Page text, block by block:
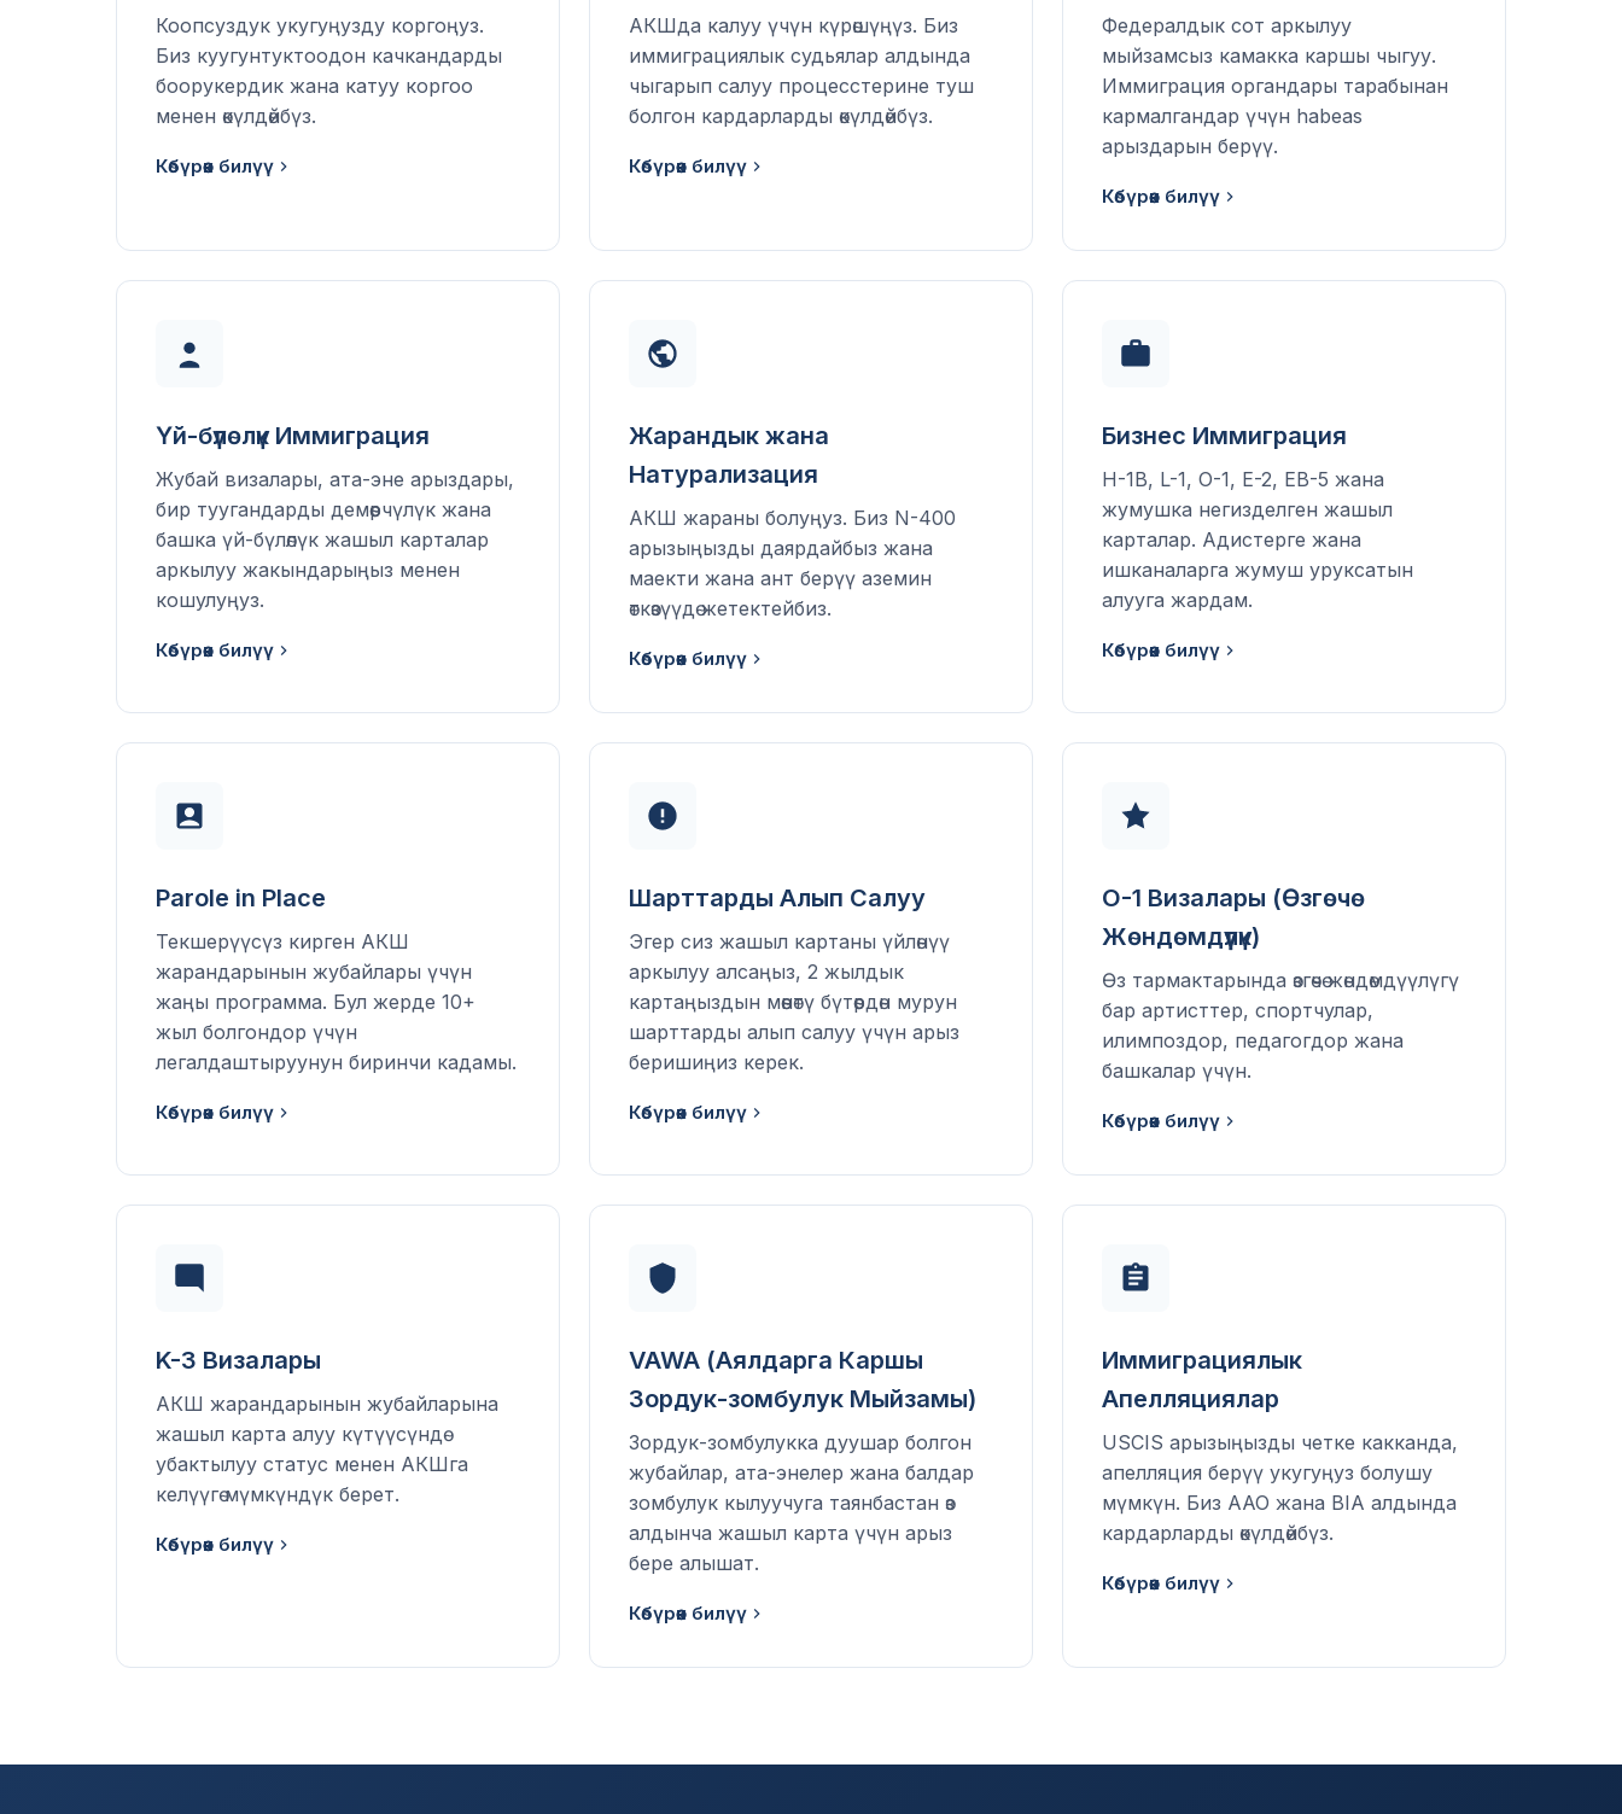
Коопсуздук укугуңузду коргоңуз.
Биз куугунтуктоодон качкандарды
боорукердик жана катуу коргоо
менен өкүлдөйбүз.
Көбүрөөк билүү
АКШда калуу үчүн күрөшүңүз. Биз
иммиграциялык судьялар алдында
чыгарып салуу процесстерине туш
болгон кардарларды өкүлдөйбүз.
Көбүрөөк билүү
Федералдык сот аркылуу
мыйзамсыз камакка каршы чыгуу.
Иммиграция органдары тарабынан
кармалгандар үчүн habeas
арыздарын берүү.
Көбүрөөк билүү
Үй-бүлөлүк Иммиграция
Жубай визалары, ата-эне арыздары,
бир туугандарды демөөрчүлүк жана
башка үй-бүлөлүк жашыл карталар
аркылуу жакындарыңыз менен
кошулуңуз.
Көбүрөөк билүү
Жарандык жана
Натурализация
АКШ жараны болуңуз. Биз N-400
арызыңызды даярдайбыз жана
маекти жана ант берүү аземин
өткөзүүдө жетектейбиз.
Көбүрөөк билүү
Бизнес Иммиграция
H-1B, L-1, O-1, E-2, EB-5 жана
жумушка негизделген жашыл
карталар. Адистерге жана
ишканаларга жумуш уруксатын
алууга жардам.
Көбүрөөк билүү
Parole in Place
Текшерүүсүз кирген АКШ
жарандарынын жубайлары үчүн
жаңы программа. Бул жерде 10+
жыл болгондор үчүн
легалдаштыруунун биринчи кадамы.
Көбүрөөк билүү
Шарттарды Алып Салуу
Эгер сиз жашыл картаны үйлөнүү
аркылуу алсаңыз, 2 жылдык
картаңыздын мөөнөтү бүтөөрдөн мурун
шарттарды алып салуу үчүн арыз
беришиңиз керек.
Көбүрөөк билүү
O-1 Визалары (Өзгөчө
Жөндөмдүүлүк)
Өз тармактарында өзгөчө жөндөмдүүлүгү
бар артисттер, спортчулар,
илимпоздор, педагогдор жана
башкалар үчүн.
Көбүрөөк билүү
K-3 Визалары
АКШ жарандарынын жубайларына
жашыл карта алуу күтүүсүндө
убактылуу статус менен АКШга
келүүгө мүмкүндүк берет.
Көбүрөөк билүү
VAWA (Аялдарга Каршы
Зордук-зомбулук Мыйзамы)
Зордук-зомбулукка дуушар болгон
жубайлар, ата-энелер жана балдар
зомбулук кылуучуга таянбастан өз
алдынча жашыл карта үчүн арыз
бере алышат.
Көбүрөөк билүү
Иммиграциялык
Апелляциялар
USCIS арызыңызды четке какканда,
апелляция берүү укугуңуз болушу
мүмкүн. Биз AAO жана BIA алдында
кардарларды өкүлдөйбүз.
Көбүрөөк билүү